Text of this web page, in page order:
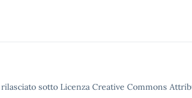
sotto Licenza Creative Commons